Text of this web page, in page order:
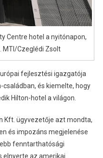
Centre hotel a nyitónapon,
MTI/Czeglédi Zsolt
fejlesztési igazgatója
és kiemelte, hogy
Hilton-hotel a világon.
Kft. ügyvezetője azt mondta,
és impozáns megjelenése
fenntarthatósági
elnyerte az amerikai